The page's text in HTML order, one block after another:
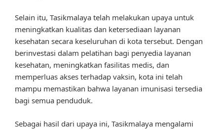
Selain itu, Tasikmalaya telah melakukan upaya untuk
meningkatkan kualitas dan ketersediaan layanan
kesehatan secara keseluruhan di kota tersebut. Dengan
berinvestasi dalam pelatihan bagi penyedia layanan
kesehatan, meningkatkan fasilitas medis, dan
memperluas akses terhadap vaksin, kota ini telah
mampu memastikan bahwa layanan imunisasi tersedia
bagi semua penduduk.
Sebagai hasil dari upaya ini, Tasikmalaya mengalami